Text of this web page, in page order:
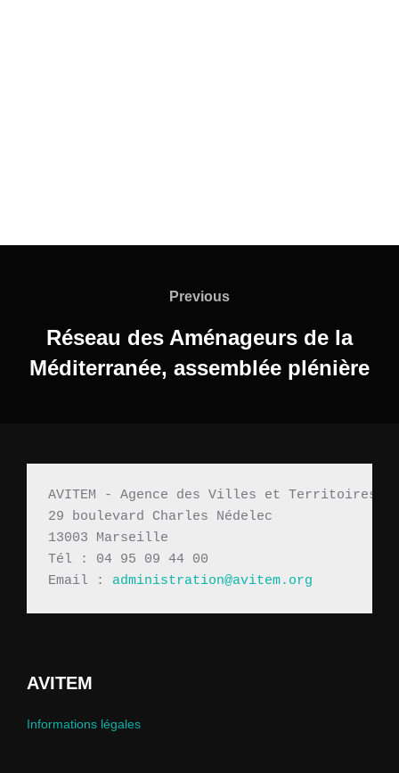
Previous
Réseau des Aménageurs de la
Méditerranée, assemblée plénière
AVITEM - Agence des Villes et Territoires
29 boulevard Charles Nédelec
13003 Marseille
Tél : 04 95 09 44 00
Email : administration@avitem.org
AVITEM
Informations légales